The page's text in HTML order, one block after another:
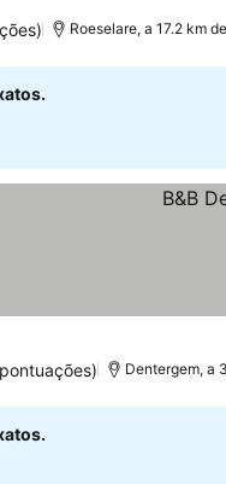
Roeselare, a 17.2 km
Dentergem, a